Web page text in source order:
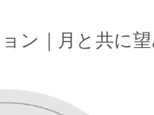
ン｜月と共に